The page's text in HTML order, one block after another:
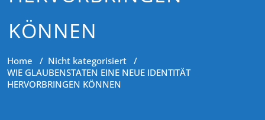
KÖNNEN
Home / Nicht kategorisiert /
WIE GLAUBENSTATEN EINE NEUE IDENTITÄT
HERVORBRINGEN KÖNNEN